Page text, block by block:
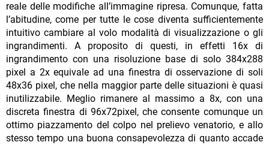
reale delle modifiche all’immagine ripresa. Comunque, fatta
l’abitudine, come per tutte le cose diventa sufficientemente
intuitivo cambiare al volo modalità di visualizzazione o gli
ingrandimenti. A proposito di questi, in effetti 16x di
ingrandimento con una risoluzione base di solo 384x288
pixel a 2x equivale ad una finestra di osservazione di soli
48x36 pixel, che nella maggior parte delle situazioni è quasi
inutilizzabile. Meglio rimanere al massimo a 8x, con una
discreta finestra di 96x72pixel, che consente comunque un
ottimo piazzamento del colpo nel prelievo venatorio, e allo
stesso tempo una buona consapevolezza di quanto accade